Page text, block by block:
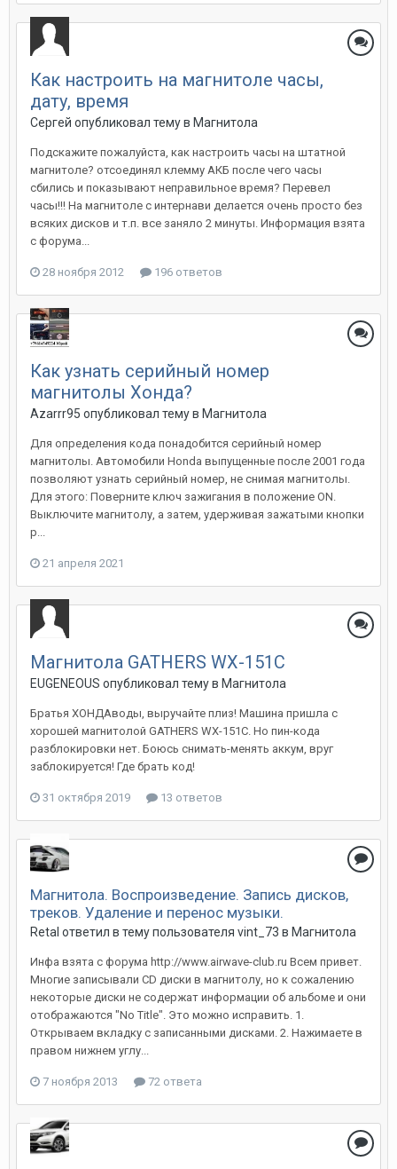
Как настроить на магнитоле часы,
дату, время
Сергей опубликовал тему в Магнитола
Подскажите пожалуйста, как настроить часы на штатной
магнитоле? отсоединял клемму АКБ после чего часы
сбились и показывают неправильное время? Перевел
часы!!! На магнитоле с интернави делается очень просто без
всяких дисков и т.п. все заняло 2 минуты. Информация взята
с форума...
28 ноября 2012 196 ответов
Как узнать серийный номер
магнитолы Хонда?
Azarrr95 опубликовал тему в Магнитола
Для определения кода понадобится серийный номер
магнитолы. Автомобили Honda выпущенные после 2001 года
позволяют узнать серийный номер, не снимая магнитолы.
Для этого: Поверните ключ зажигания в положение ON.
Выключите магнитолу, а затем, удерживая зажатыми кнопки
р...
21 апреля 2021
Магнитола GATHERS WX-151C
EUGENEOUS опубликовал тему в Магнитола
Братья ХОНДАводы, выручайте плиз! Машина пришла с
хорошей магнитолой GATHERS WX-151C. Но пин-кода
разблокировки нет. Боюсь снимать-менять аккум, вруг
заблокируется! Где брать код!
31 октября 2019 13 ответов
Магнитола. Воспроизведение. Запись дисков,
треков. Удаление и перенос музыки.
Retal ответил в тему пользователя vint_73 в Магнитола
Инфа взята с форума http://www.airwave-club.ru Всем привет.
Многие записывали CD диски в магнитолу, но к сожалению
некоторые диски не содержат информации об альбоме и они
отображаются "No Title". Это можно исправить. 1.
Открываем вкладку с записанными дисками. 2. Нажимаете в
правом нижнем углу...
7 ноября 2013 72 ответа